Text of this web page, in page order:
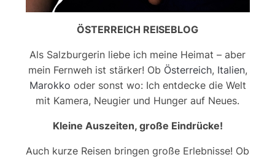
ÖSTERREICH REISEBLOG
Als Salzburgerin liebe ich meine Heimat – aber
mein Fernweh ist stärker! Ob Österreich, Italien,
Marokko oder sonst wo: Ich entdecke die Welt
mit Kamera, Neugier und Hunger auf Neues.
Kleine Auszeiten, große Eindrücke!
Auch kurze Reisen bringen große Erlebnisse! Ob